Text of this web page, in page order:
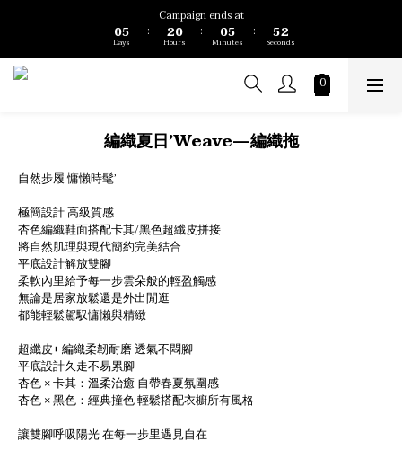
Campaign ends at
05
4
3
Days
:
3
2
1
0
1
0
Hours
:
1
0
6
5
4
3
Minutes
:
5
4
3
1
2
1
0
Seconds
編織夏日’Weave—編織拖
自然步履 慵懶時髦’
極簡設計 高級質感
杏色編織鞋面搭配卡其/黑色超纖皮拼接
將自然肌理與現代簡約完美結合
平底設計解放雙腳
柔軟內里給予每一步雲朵般的輕盈觸感
無論是居家放鬆還是外出閒逛
都能輕鬆駕馭慵懶與精緻
超纖皮+ 編織柔韌耐磨 透氣不悶腳
平底設計久走不易累腳
杏色 × 卡其：溫柔治癒 自帶春夏氛圍感
杏色 × 黑色：經典撞色 輕鬆搭配衣櫥所有風格
讓雙腳呼吸陽光 在每一步里遇見自在